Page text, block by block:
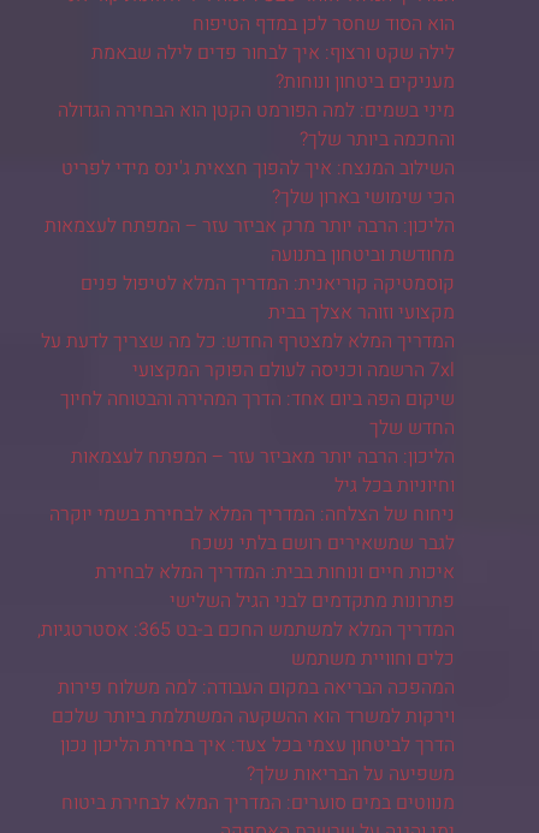
הוא הסוד שחסר לכן במדף הטיפוח
לילה שקט ורצוף: איך לבחור פדים לילה שבאמת
מעניקים ביטחון ונוחות?
מיני בשמים: למה הפורמט הקטן הוא הבחירה הגדולה
והחכמה ביותר שלך?
השילוב המנצח: איך להפוך חצאית ג'ינס מידי לפריט
הכי שימושי בארון שלך?
הליכון: הרבה יותר מרק אביזר עזר – המפתח לעצמאות
מחודשת וביטחון בתנועה
קוסמטיקה קוריאנית: המדריך המלא לטיפול פנים
מקצועי וזוהר אצלך בבית
המדריך המלא למצטרף החדש: כל מה שצריך לדעת על
7xl הרשמה וכניסה לעולם הפוקר המקצועי
שיקום הפה ביום אחד: הדרך המהירה והבטוחה לחיוך
החדש שלך
הליכון: הרבה יותר מאביזר עזר – המפתח לעצמאות
וחיוניות בכל גיל
ניחוח של הצלחה: המדריך המלא לבחירת בשמי יוקרה
לגבר שמשאירים רושם בלתי נשכח
איכות חיים ונוחות בבית: המדריך המלא לבחירת
פתרונות מתקדמים לבני הגיל השלישי
המדריך המלא למשתמש החכם ב-בט 365: אסטרטגיות,
כלים וחוויית משתמש
המהפכה הבריאה במקום העבודה: למה משלוח פירות
וירקות למשרד הוא ההשקעה המשתלמת ביותר שלכם
הדרך לביטחון עצמי בכל צעד: איך בחירת הליכון נכון
משפיעה על הבריאות שלך?
מנווטים במים סוערים: המדריך המלא לבחירת ביטוח